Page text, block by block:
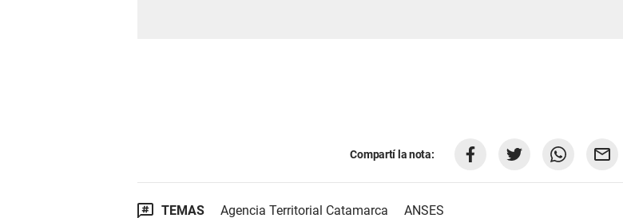
Compartí la nota:
TEMAS Agencia Territorial Catamarca ANSES